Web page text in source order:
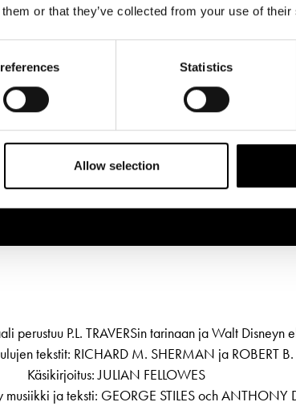
or that they’ve collected from your use of
Statistics
Allow selection
perustuu P.L. TRAVERSin tarinaan ja Walt Disneyn
tekstit: RICHARD M. SHERMAN ja ROBERT
Käsikirjoitus: JULIAN FELLOWES
ja teksti: GEORGE STILES och ANTHONY